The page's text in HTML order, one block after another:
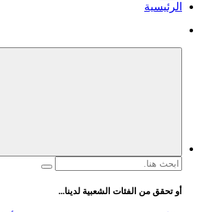
الرئيسية
البحث
أو تحقق من الفئات الشعبية لدينا...